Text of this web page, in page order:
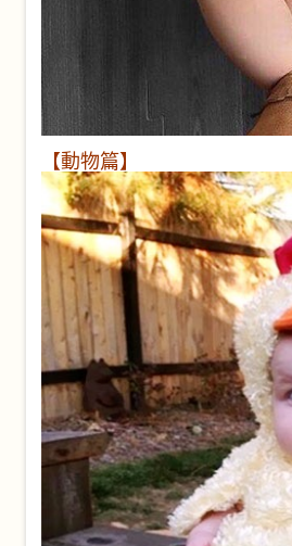
【動物篇】